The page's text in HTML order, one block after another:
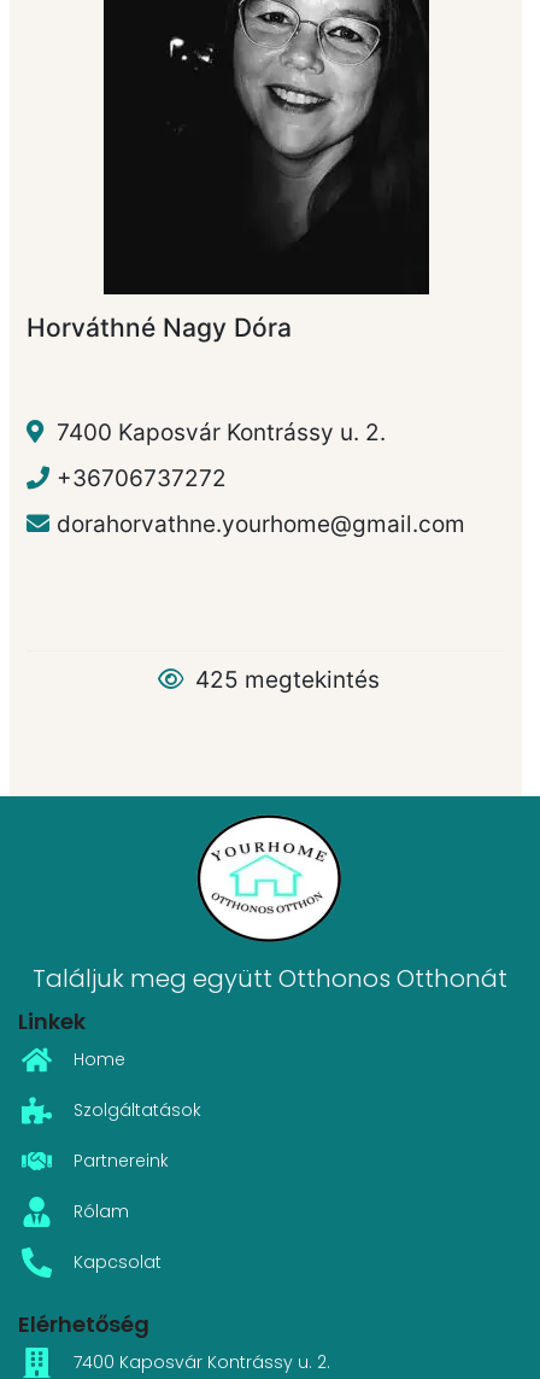
Horváthné Nagy Dóra
7400 Kaposvár Kontrássy u. 2.
+36706737272
dorahorvathne.yourhome@gmail.com
425 megtekintés
Találjuk meg együtt Otthonos Otthonát
Linkek
Home
Szolgáltatások
Partnereink
Rólam
Kapcsolat
Elérhetőség
7400 Kaposvár Kontrássy u. 2.